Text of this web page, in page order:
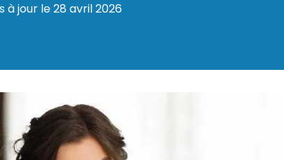
à jour le 28 avril 2026